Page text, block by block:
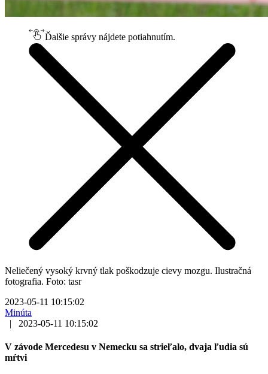
Ďalšie správy nájdete potiahnutím.
Neliečený vysoký krvný tlak poškodzuje cievy mozgu. Ilustračná
fotografia. Foto: tasr
2023-05-11 10:15:02
Minúta
|
2023-05-11 10:15:02
V závode Mercedesu v Nemecku sa strieľalo, dvaja ľudia sú
mŕtvi